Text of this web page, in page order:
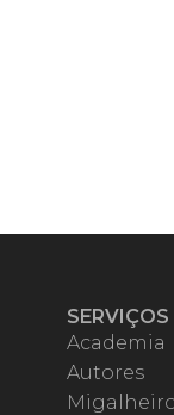
SERVIÇOS
Academia
Autores